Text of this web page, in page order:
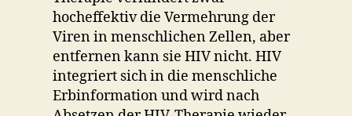
hocheffektiv die Vermehrung der
Viren in menschlichen Zellen, aber
entfernen kann sie HIV nicht. HIV
integriert sich in die menschliche
Erbinformation und wird nach